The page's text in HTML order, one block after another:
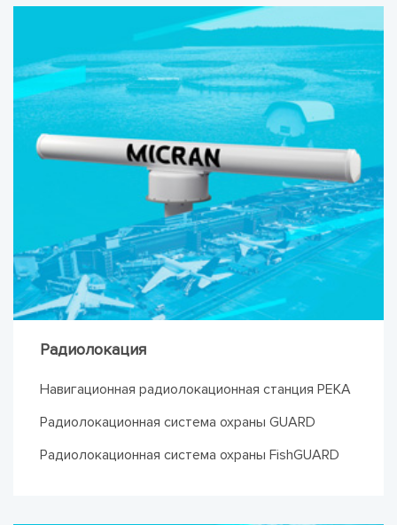
Радиолокация
Навигационная радиолокационная станция РЕКА
Радиолокационная система охраны GUARD
Радиолокационная система охраны FishGUARD